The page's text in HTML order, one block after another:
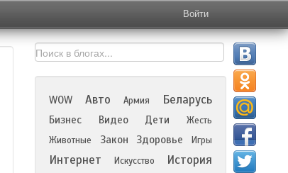
Войти
WOW Авто Армия Беларусь
Бизнес Видео Дети
Жесть
Животные
Закон Здоровье Игры
Интернет Искусство История